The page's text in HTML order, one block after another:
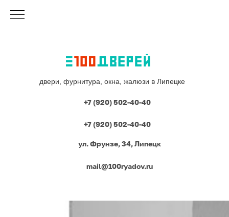
двери, фурнитура, окна, жалюзи в Липецке
+7 (920) 502-40-40
+7 (920) 502-40-40
ул. Фрунзе, 34, Липецк
mail@100ryadov.ru